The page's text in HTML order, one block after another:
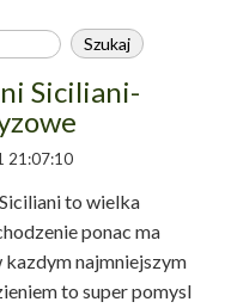
Siciliani-
21:07:10
to wielka
ponac ma
najmniejszym
to super pomysl